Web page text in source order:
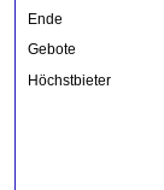
Ende
Gebote
Höchstbieter